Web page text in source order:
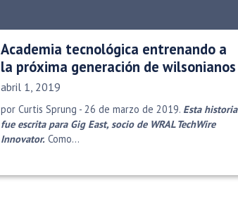
Academia tecnológica entrenando a
la próxima generación de wilsonianos
Fecha de publicación:
abril 1, 2019
por Curtis Sprung - 26 de marzo de 2019. Esta historia
fue escrita para Gig East, socio de WRAL TechWire
Innovator. Como…